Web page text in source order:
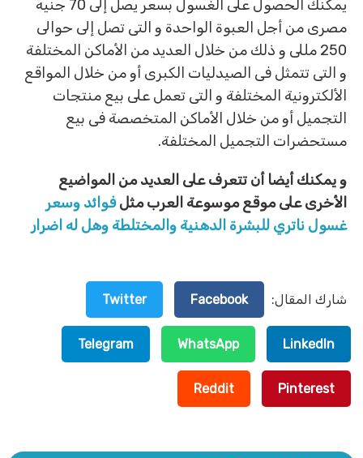
يمكنك الحصول على الغسول بسعر يصل إلى 70 جنيه
مصرى من أجل العبوة الواحدة و التى تصل إلى حوالى
250 مللى و ذلك من خلال العديد من الأماكن المختلفة
و التى تتمثل فى الصيدليات الكبرى أو من خلال المواقع
الألكترونية المختلفة و التى تعمل على بيع منتجات
التجميل أو من خلال الأماكن المتخصصة فى بيع
مستحضرات التجميل المختلفة.
و يمكنك أيضا أن تتعرف على العديد من المواضيع
الأخرى على موقع موسوعة العرب مثل فوائد وسعر
غسول ناتري للبشرة الدهنية والمختلطة وهل له اضرار
شارك المقال: Facebook
Twitter
LinkedIn
WhatsApp
Telegram
Pinterest
Reddit